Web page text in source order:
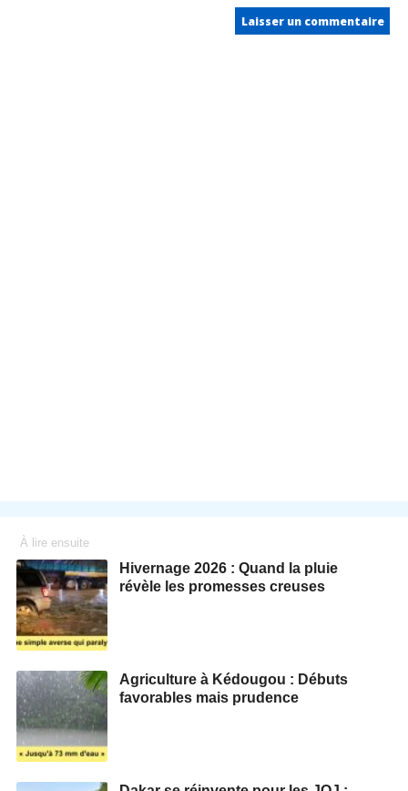
À lire ensuite
Hivernage 2026 : Quand la pluie
révèle les promesses creuses
Agriculture à Kédougou : Débuts
favorables mais prudence